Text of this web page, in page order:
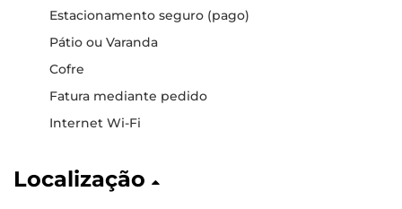
Estacionamento seguro (pago)
Pátio ou Varanda
Cofre
Fatura mediante pedido
Internet Wi-Fi
Localização